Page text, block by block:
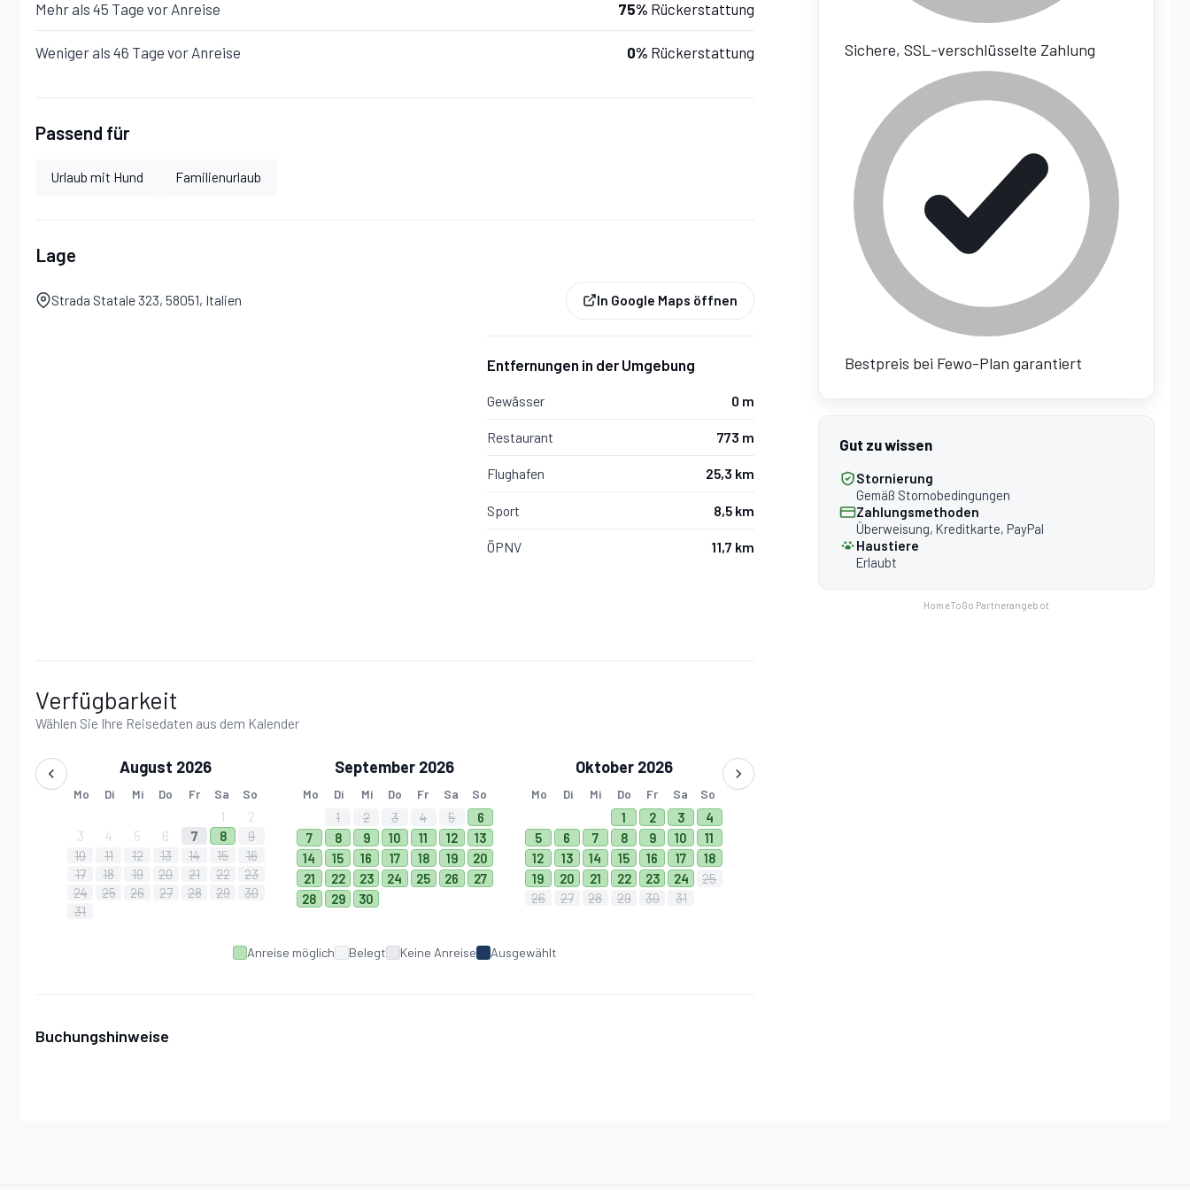
Mehr als 45 Tage vor Anreise 75% Rückerstattung
Weniger als 46 Tage vor Anreise 0% Rückerstattung
Passend für
Urlaub mit Hund Familienurlaub
Lage
Strada Statale 323, 58051, Italien In Google Maps öffnen
Entfernungen in der Umgebung
Gewässer 0 m
Restaurant 773 m
Flughafen 25,3 km
Sport 8,5 km
ÖPNV 11,7 km
Verfügbarkeit
Wählen Sie Ihre Reisedaten aus dem Kalender
August 2026
Mo Di Mi Do Fr Sa So
1
2
3
4 5 6 7 8
9
10
11 12 13 14 15
16
17
18 19 20 21 22
23
24
25 26 27 28 29
30
31
September 2026
Mo Di Mi Do Fr Sa So
1 2 3 4 5
6
7
8 9 10 11 12
13
14
15 16 17 18 19
20
21
22 23 24 25 26
27
28
29 30
Oktober 2026
Mo Di Mi Do Fr Sa So
1 2 3
4
5
6 7 8 9 10
11
12
13 14 15 16 17
18
19
20 21 22 23 24
25
26
27 28 29 30 31
Anreise möglich Belegt Keine Anreise Ausgewählt
Buchungshinweise
Sichere, SSL-verschlüsselte Zahlung
Bestpreis bei Fewo-Plan garantiert
Gut zu wissen
Stornierung
Gemäß Stornobedingungen
Zahlungsmethoden
Überweisung, Kreditkarte, PayPal
Haustiere
Erlaubt
HomeToGo Partnerangebot